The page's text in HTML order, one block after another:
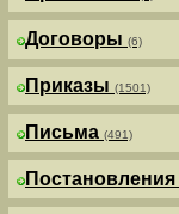
Договоры (6)
Приказы (1501)
Письма (491)
Постановления